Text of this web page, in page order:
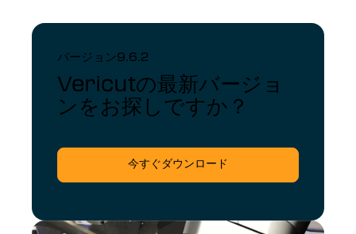
バージョン9.6.2
Vericutの最新バージョ
ンをお探しですか？
今すぐダウンロード